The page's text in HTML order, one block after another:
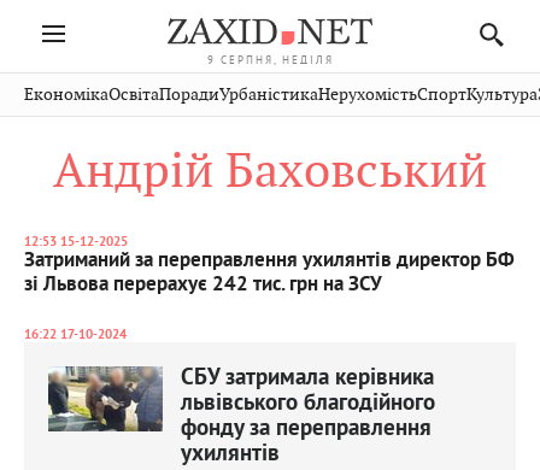
9 СЕРПНЯ, НЕДІЛЯ
Івано-
Франківськ
Волинь
Рівне
Чернівці
Стрий
Хмельницький
Публікації
Авто СловкоКультура
Кіно Дім СпортКраєзнавство
ЕкономікаОсвітаПорадиУрбаністикаНерухомістьСпортКультура
Андрій Баховський
12:53 15-12-2025
Затриманий за переправлення ухилянтів директор БФ
зі Львова перерахує 242 тис. грн на ЗСУ
16:22 17-10-2024
СБУ затримала керівника
львівського благодійного
фонду за переправлення
ухилянтів